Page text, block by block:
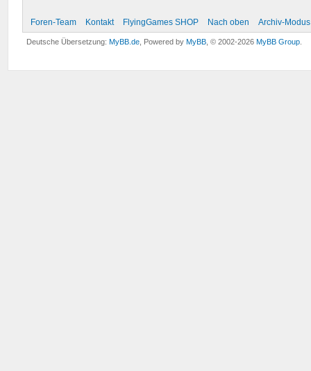
Foren-Team Kontakt FlyingGames SHOP Nach oben Archiv-Modus
Deutsche Übersetzung:MyBB.de , Powered byMyBB , © 2002-2026MyBB Group